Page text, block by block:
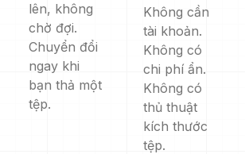
lên, không
chờ đợi.
Chuyển đổi
ngay khi
bạn thả một
tệp.
Không cần
tài khoản.
Không có
chi phí ẩn.
Không có
thủ thuật
kích thước
tệp.